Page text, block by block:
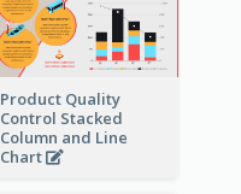
Product Quality
Control Stacked
Column and Line
Chart